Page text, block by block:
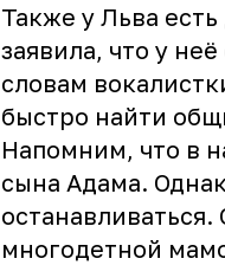
Также у Льва
заявила, что у
словам
быстро найти
Напомним, что в
сына Адама.
останавливаться.
многодетной